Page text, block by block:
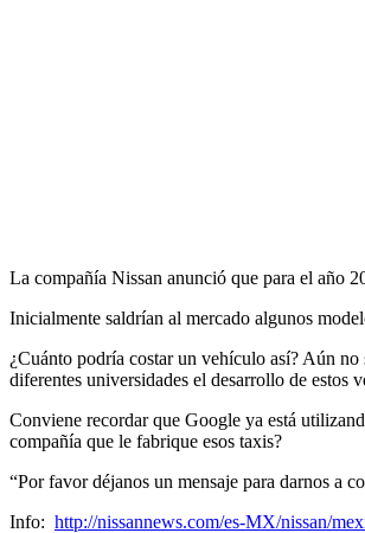
La compañía Nissan anunció que para el año
Inicialmente saldrían al mercado algunos
¿Cuánto podría costar un vehículo así? Aún no
diferentes universidades el desarrollo de estos
Conviene recordar que Google ya está
compañía que le fabrique esos taxis?
“Por favor déjanos un mensaje para darnos a
Info: http://nissannews.com/es-MX/nissan/